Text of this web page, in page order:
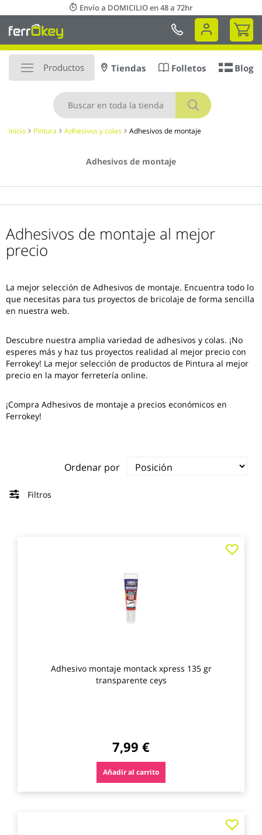
al
contenido
Envío a DOMICILIO en 48 a 72hr
Mi
Productos
Buscar
Tiendas Folletos Blog
Inicio Pintura Adhesivos y colas Adhesivos de montaje
Adhesivos de montaje
Adhesivos de montaje al mejor
precio
La mejor selección de Adhesivos de montaje. Encuentra todo lo
que necesitas para tus proyectos de bricolaje de forma sencilla
en nuestra web.
Descubre nuestra amplia variedad de adhesivos y colas. ¡No
esperes más y haz tus proyectos realidad al mejor precio con
Ferrokey! La mejor selección de productos de Pintura al mejor
precio en la mayor ferretería online.
¡Compra Adhesivos de montaje a precios económicos en
Ferrokey!
Ordenar por
Filtros
Adhesivo montaje montack xpress 135 gr
transparente ceys
7,99 €
Añadir al carrito